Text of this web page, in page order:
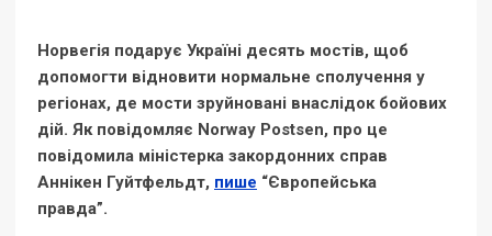
Норвегія подарує Україні десять мостів, щоб
допомогти відновити нормальне сполучення у
регіонах, де мости зруйновані внаслідок бойових
дій. Як повідомляє Norway Postsen, про це
повідомила міністерка закордонних справ
Аннікен Гуйтфельдт, пише “Європейська
правда”.